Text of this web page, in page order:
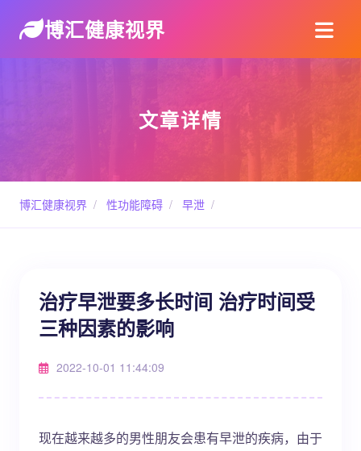
博汇健康视界
文章详情
博汇健康视界 / 性功能障碍 / 早泄 /
治疗早泄要多长时间 治疗时间受
三种因素的影响
2022-10-01 11:44:09
现在越来越多的男性朋友会患有早泄的疾病，由于